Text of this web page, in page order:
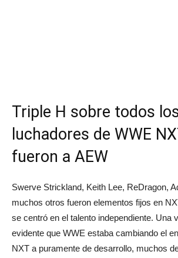
Triple H sobre todos
luchadores de WWE
fueron a AEW
Swerve Strickland, Keith Lee, ReDragon,
muchos otros fueron elementos fijos en
se centró en el talento independiente. Una
evidente que WWE estaba cambiando el
NXT a puramente de desarrollo, muchos